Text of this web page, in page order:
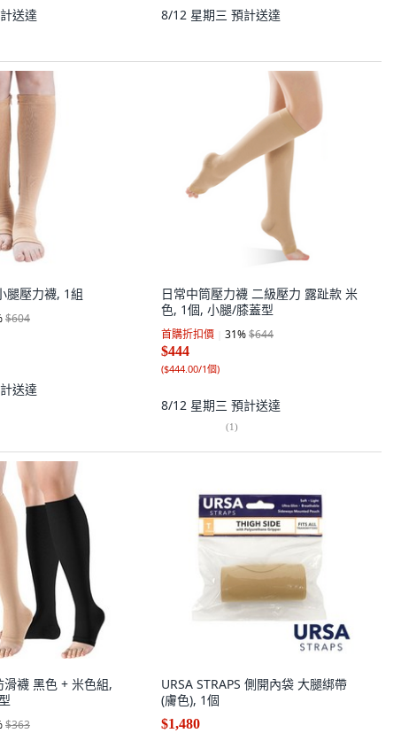
送達 8/12 星期三 預計送達
壓力襪, 1組
$604
送達
日常中筒壓力襪 二級壓力 露趾款 米
色, 1個, 小腿/膝蓋型
首購折扣價 31%$644
$444
($444.00/1個)
8/12 星期三 預計送達
(1)
襪 黑色 + 米色組,
$363
URSA STRAPS 側開內袋 大腿綁帶
(膚色), 1個
$1,480